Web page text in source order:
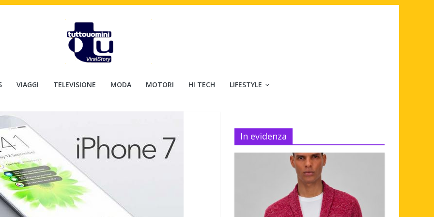
VIAGGI TELEVISIONE MODA MOTORI HI TECH LIFESTYLE
In evidenza